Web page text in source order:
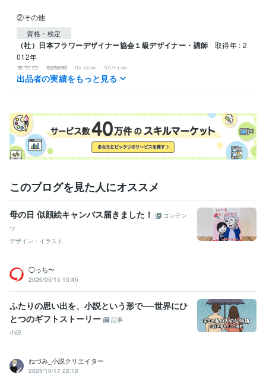
②その他
資格・検定
（社）日本フラワーデザイナー協会１級デザイナー・講師
取得年 : 2
012年
真言宗 阿闍梨 取得年 : 2021年
フラワーデザイナー インテリア装飾
出品者の実績をもっと見る
このブログを見た人にオススメ
母の日 似顔絵キャンバス届きました！
コンテン
ツ
デザイン・イラスト
◯っち〜
2026/05/15 15:45
ふたりの思い出を、小説という形で──世界にひ
とつのギフトストーリー
記事
小説
ねづみ_小説クリエイター
2025/10/17 22:12